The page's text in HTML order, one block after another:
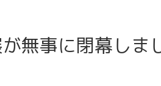
無事に閉幕しま